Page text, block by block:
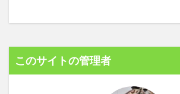
このサイトの管理者